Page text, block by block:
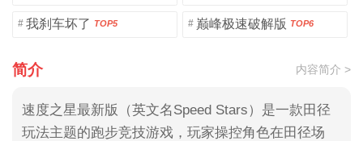
# 我刹车坏了 TOP5 # 巅峰极速破解版 TOP6
简介 内容简介 >
速度之星最新版（英文名Speed Stars）是一款田径
玩法主题的跑步竞技游戏，玩家操控角色在田径场